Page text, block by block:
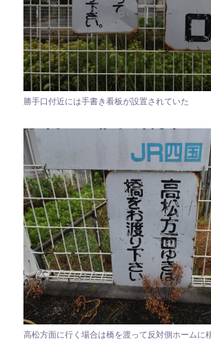
勝手口付近には手書き看板が設置されていた
高松方面に行く場合は橋を渡って反対側ホームに